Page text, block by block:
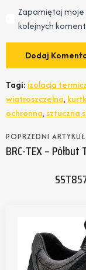
Zapamiętaj
kolejnych
Tagi: izolacja
wiatroszczelna,
ochronna, sztuczna
POPRZEDNI ARTYKUŁ
BRC-TEX –